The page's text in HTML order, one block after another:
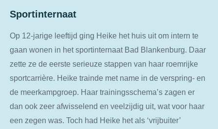
Sportinternaat
Op 12-jarige leeftijd ging Heike het huis uit om intern te
gaan wonen in het sportinternaat Bad Blankenburg. Daar
zette ze de eerste serieuze stappen van haar roemrijke
sportcarrière. Heike trainde met name in de verspring- en
de meerkampgroep. Haar trainingsschema’s zagen er
dan ook zeer afwisselend en veelzijdig uit, wat voor haar
een zegen was. Toch had Heike het als ‘vrijbuiter’